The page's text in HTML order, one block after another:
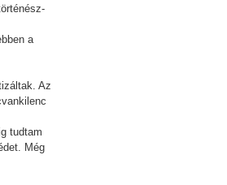
a
Az
tudtam
Még